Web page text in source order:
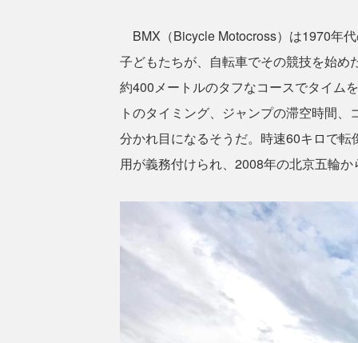
BMX（Bicycle Motocross）は1970年
子どもたちが、自転車でその競技を始
約400メートルのタフなコースでタイム
トのタイミング、ジャンプの滞空時間
分かれ目になるそうだ。時速60キロで
用が義務付けられ、2008年の北京五輪